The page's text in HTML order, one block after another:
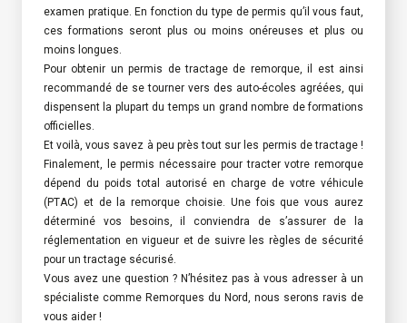
examen pratique. En fonction du type de permis qu’il vous faut,
ces formations seront plus ou moins onéreuses et plus ou
moins longues.
Pour obtenir un permis de tractage de remorque, il est ainsi
recommandé de se tourner vers des auto-écoles agréées, qui
dispensent la plupart du temps un grand nombre de formations
officielles.
Et voilà, vous savez à peu près tout sur les permis de tractage !
Finalement, le permis nécessaire pour tracter votre remorque
dépend du poids total autorisé en charge de votre véhicule
(PTAC) et de la remorque choisie. Une fois que vous aurez
déterminé vos besoins, il conviendra de s’assurer de la
réglementation en vigueur et de suivre les règles de sécurité
pour un tractage sécurisé.
Vous avez une question ? N’hésitez pas à vous adresser à un
spécialiste comme Remorques du Nord, nous serons ravis de
vous aider !